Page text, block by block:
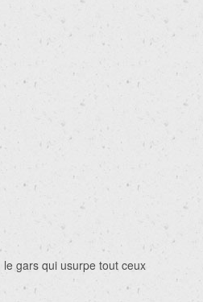
gars qui usurpe tout ceux